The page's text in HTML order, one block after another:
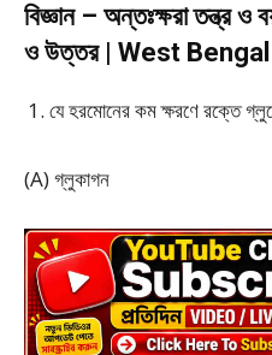
বিজ্ঞান – অন্তঃক্ষরা তন্ত্র
ও উত্তর | West
যে হরমোনের কম ক্ষরণে রক্তে
(A) গ্লুকাগন